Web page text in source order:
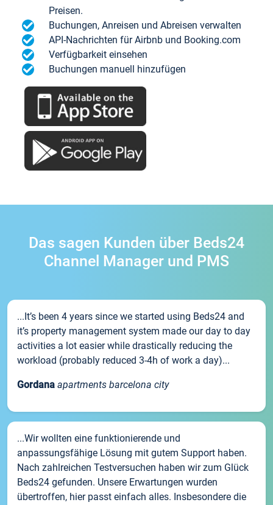
Preisen.
Buchungen, Anreisen und Abreisen verwalten
API-Nachrichten für Airbnb und Booking.com
Verfügbarkeit einsehen
Buchungen manuell hinzufügen
Das sagen Kunden über Beds24
Channel Manager und PMS
...It’s been 4 years since we started using Beds24 and
it’s property management system made our day to day
activities a lot easier while drastically reducing the
workload (probably reduced 3-4h of work a day)...
Gordana apartments barcelona city
...Wir wollten eine funktionierende und
anpassungsfähige Lösung mit gutem Support haben.
Nach zahlreichen Testversuchen haben wir zum Glück
Beds24 gefunden. Unsere Erwartungen wurden
übertroffen, hier passt einfach alles. Insbesondere die